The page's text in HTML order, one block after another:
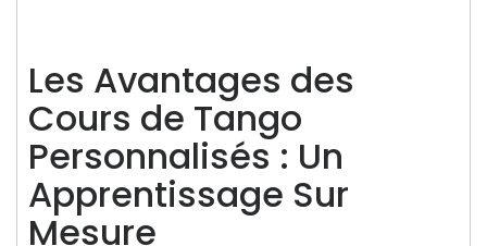
Les Avantages des
Cours de Tango
Personnalisés : Un
Apprentissage Sur
Mesure